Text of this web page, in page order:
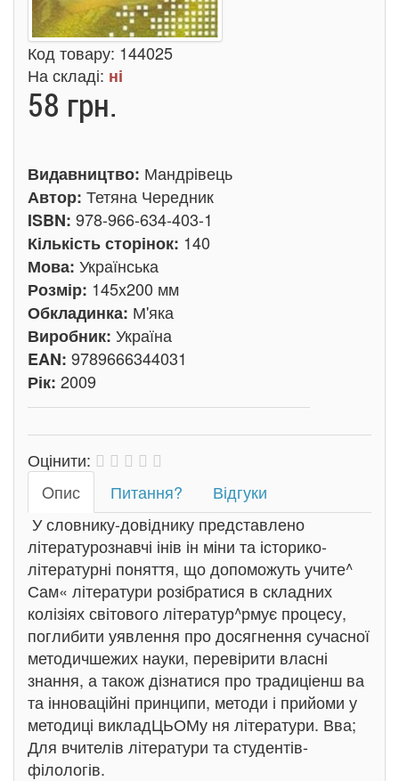
Код товару: 144025
На складі: ні
58 грн.
Видавництво: Мандрівець
Автор: Тетяна Чередник
ISBN: 978-966-634-403-1
Кількість сторінок: 140
Мова: Українська
Розмір: 145x200 мм
Обкладинка: М'яка
Виробник: Україна
EAN: 9789666344031
Рік: 2009
Оцінити:
Oпис
Питання?
Відгуки
У словнику-довіднику представлено
літературознавчі інів ін міни та історико-
літературні поняття, що допоможуть учите^
Сам« літератури розібратися в складних
колізіях світового літератур^рмує процесу,
поглибити уявлення про досягнення сучасної
методичшежих науки, перевірити власні
знання, а також дізнатися про традиціенш ва
та інноваційні принципи, методи і прийоми у
методиці викладЦЬОМу ня літератури. Вва;
Для вчителів літератури та студентів-
філологів.